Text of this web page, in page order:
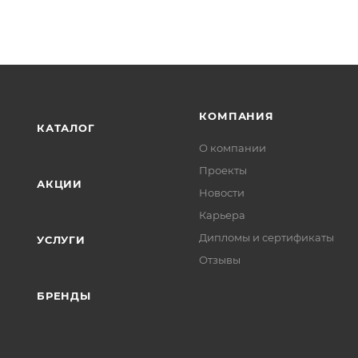
КАТАЛОГ
АКЦИИ
УСЛУГИ
БРЕНДЫ
КОМПАНИЯ
О компании
Проекты
Новости
Карьера
Дипломы и сертификаты
Отзывы